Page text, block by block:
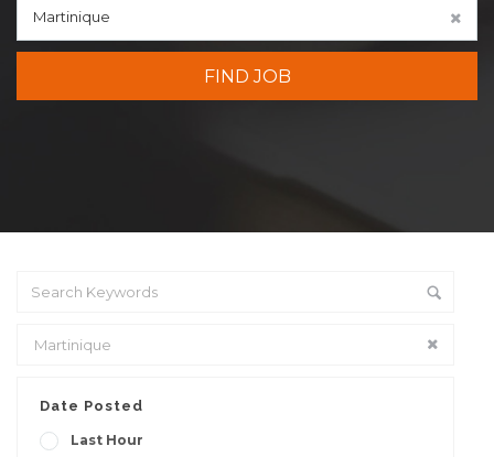
Date Posted
Last Hour